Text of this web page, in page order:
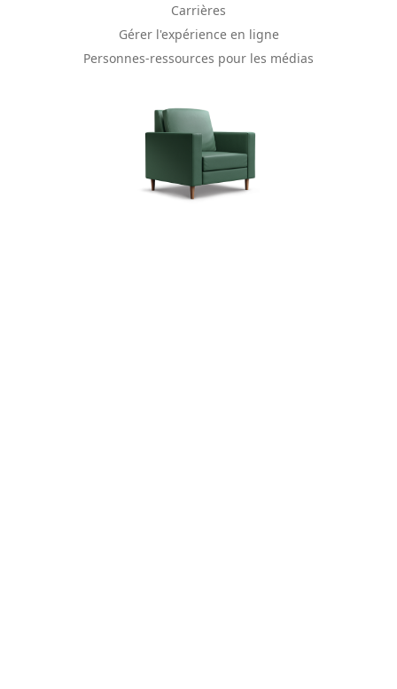
Carrières
Gérer l'expérience en ligne
Personnes-ressources pour les médias